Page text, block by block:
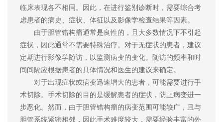
临床表现各不相同。因此，在进行鉴别诊断时，需要综合考
虑患者的病史、症状、体征以及影像学检查结果等因素。
由于胆管错构瘤通常是良性的，且大多数情况下不引起
症状，因此通常不需要特殊治疗。对于无症状的患者，建议
定期进行影像学随访，以监测病变的变化。随访的频率和时
间间隔应根据患者的具体情况和医生的建议来确定。
对于出现症状或病变迅速增大的患者，可能需要进行手
术切除。手术切除的目的是缓解患者的症状，防止病变进一
步恶化。然而，由于胆管错构瘤的病变范围可能较广，且与
胆管系统紧密相邻，因此手术难度较大，需要经验丰富的外